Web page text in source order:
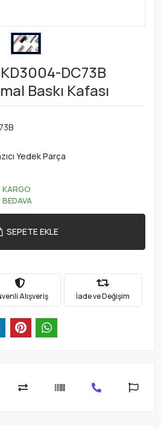
DC73B
Baskı Kafası
Yedek Parça
KARGO
BEDAVA
SEPETE EKLE
Alışveriş İade ve Değişim